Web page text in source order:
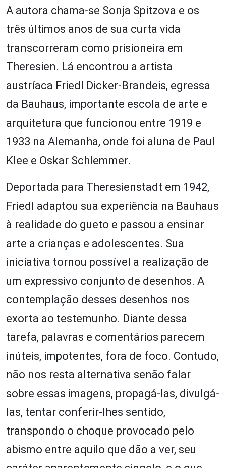
A autora chama-se Sonja Spitzova e os
três últimos anos de sua curta vida
transcorreram como prisioneira em
Theresien. Lá encontrou a artista
austríaca Friedl Dicker-Brandeis, egressa
da Bauhaus, importante escola de arte e
arquitetura que funcionou entre 1919 e
1933 na Alemanha, onde foi aluna de Paul
Klee e Oskar Schlemmer.
Deportada para Theresienstadt em 1942,
Friedl adaptou sua experiência na Bauhaus
à realidade do gueto e passou a ensinar
arte a crianças e adolescentes. Sua
iniciativa tornou possível a realização de
um expressivo conjunto de desenhos. A
contemplação desses desenhos nos
exorta ao testemunho. Diante dessa
tarefa, palavras e comentários parecem
inúteis, impotentes, fora de foco. Contudo,
não nos resta alternativa senão falar
sobre essas imagens, propagá-las, divulgá-
las, tentar conferir-lhes sentido,
transpondo o choque provocado pelo
abismo entre aquilo que dão a ver, seu